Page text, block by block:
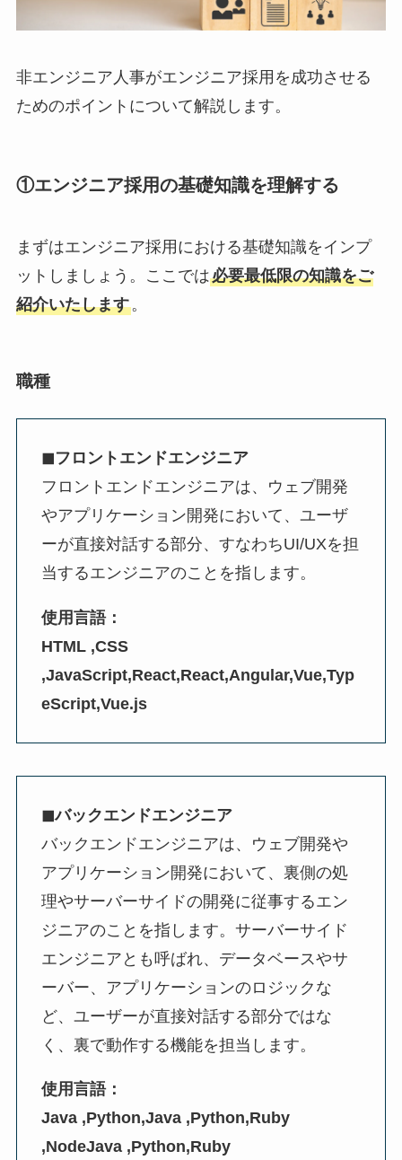
非エンジニア人事がエンジニア採用を成功させる
ためのポイントについて解説します。
①エンジニア採用の基礎知識を理解する
まずはエンジニア採用における基礎知識をインプ
ットしましょう。ここでは必要最低限の知識をご
紹介いたします。
職種
◼︎フロントエンドエンジニア
フロントエンドエンジニアは、ウェブ開発
やアプリケーション開発において、ユーザ
ーが直接対話する部分、すなわちUI/UXを担
当するエンジニアのことを指します。
使用言語：
HTML ,CSS
,JavaScript,React,React,Angular,Vue,Typ
eScript,Vue.js
◼︎バックエンドエンジニア
バックエンドエンジニアは、ウェブ開発や
アプリケーション開発において、裏側の処
理やサーバーサイドの開発に従事するエン
ジニアのことを指します。サーバーサイド
エンジニアとも呼ばれ、データベースやサ
ーバー、アプリケーションのロジックな
ど、ユーザーが直接対話する部分ではな
く、裏で動作する機能を担当します。
使用言語：
Java ,Python,Java ,Python,Ruby
,NodeJava ,Python,Ruby